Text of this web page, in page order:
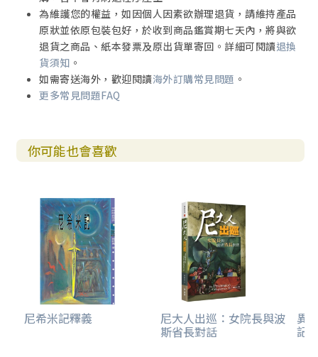
為維護您的權益，如因個人因素欲辦理退貨，請維持產品
原狀並依原包裝包好，於收到商品鑑賞期七天內，將與欲
退貨之商品、紙本發票及原出貨單寄回。詳細可閱讀退換
貨須知 。
如需寄送海外，歡迎閱讀海外訂購常見問題 。
更多常見問題FAQ
你可能也會喜歡
尼希米記釋義 尼大人出巡：女院長與波
斯省長對話
異
記